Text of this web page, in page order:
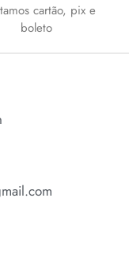
cartão, pix e
boleto